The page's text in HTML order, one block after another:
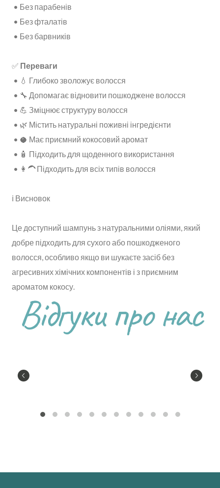
• Без парабенів
• Без фталатів
• Без барвників
✅ Переваги
• 💧 Глибоко зволожує волосся
• 🔧 Допомагає відновити пошкоджене волосся
• 💪 Зміцнює структуру волосся
• 🌿 Містить натуральні поживні інгредієнти
• 🥥 Має приємний кокосовий аромат
• 🧴 Підходить для щоденного використання
• 👩‍🦱 Підходить для всіх типів волосся
ℹ️ Висновок
Це доступний шампунь з натуральними оліями, який
добре підходить для сухого або пошкодженого
волосся, особливо якщо ви шукаєте засіб без
агресивних хімічних компонентів і з приємним
ароматом кокосу.
Відгуки про нас